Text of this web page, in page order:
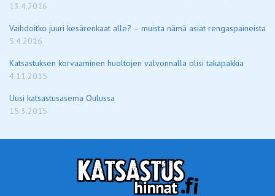
13.4.2016
Vaihdoitko juuri kesärenkaat alle? – muista nämä asiat rengaspaineista
5.4.2016
Katsastuksen korvaaminen huoltojen valvonnalla olisi takapakkia
4.11.2015
Uusi katsastusasema Oulussa
15.3.2015